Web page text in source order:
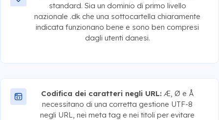
standard. Sia un dominio di primo livello
nazionale .dk che una sottocartella chiaramente
indicata funzionano bene e sono ben compresi
dagli utenti danesi.
Codifica dei caratteri negli URL: Æ, Ø e Å
necessitano di una corretta gestione UTF-8
negli URL, nei meta tag e nei titoli per evitare